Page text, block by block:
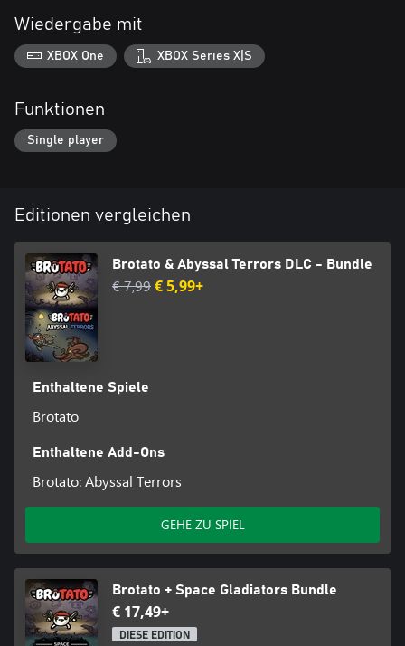
Wiedergabe mit
XBOX One XBOX Series X|S
Funktionen
Single player
Editionen vergleichen
Brotato & Abyssal Terrors DLC - Bundle
€ 7,99€ 5,99+
Enthaltene Spiele
Brotato
Enthaltene Add-Ons
Brotato: Abyssal Terrors
GEHE ZU SPIEL
Brotato + Space Gladiators Bundle
€ 17,49+
DIESE EDITION